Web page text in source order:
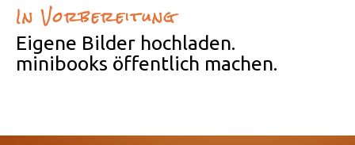
In Vorbereitung
Eigene Bilder hochladen.
minibooks öffentlich machen.